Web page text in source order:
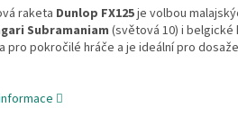
raketa Dunlop FX125je volbou
Subramaniam (světová 10) i belgické
pro pokročilé hráče a je ideální pro